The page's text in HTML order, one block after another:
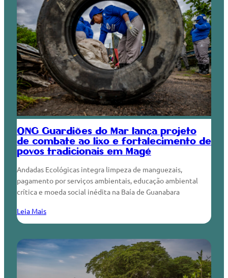
ONG Guardiões do Mar lança projeto
de combate ao lixo e fortalecimento de
povos tradicionais em Magé
Andadas Ecológicas integra limpeza de manguezais,
pagamento por serviços ambientais, educação ambiental
crítica e moeda social inédita na Baía de Guanabara
Leia Mais